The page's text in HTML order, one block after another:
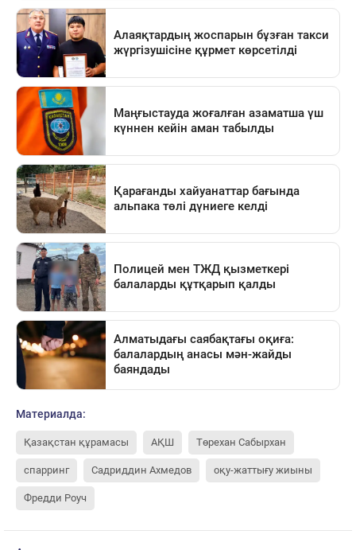
Материалда:
Қазақстан құрамасы АҚШ Төрехан Сабырхан
спарринг Садриддин Ахмедов оқу-жаттығу жиыны
Фредди Роуч